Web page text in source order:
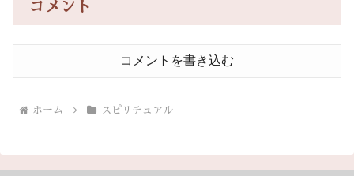
コメント
コメントを書き込む
ホーム スピリチュアル